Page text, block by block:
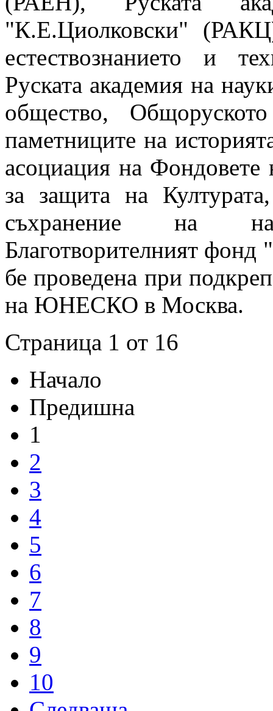
"К.Е.Циолковски"
естествознанието и
Руската академия на
общество,
паметниците на
асоциация на
за защита на
съхранение на
Благотворителният
бе проведена при
на ЮНЕСКО в Москва.
Страница 1 от 16
Начало
Предишна
1
2
3
4
5
6
7
8
9
10